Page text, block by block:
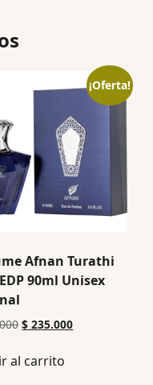
¡Oferta!
Afnan Turathi
90ml Unisex
$ 235.000
al carrito